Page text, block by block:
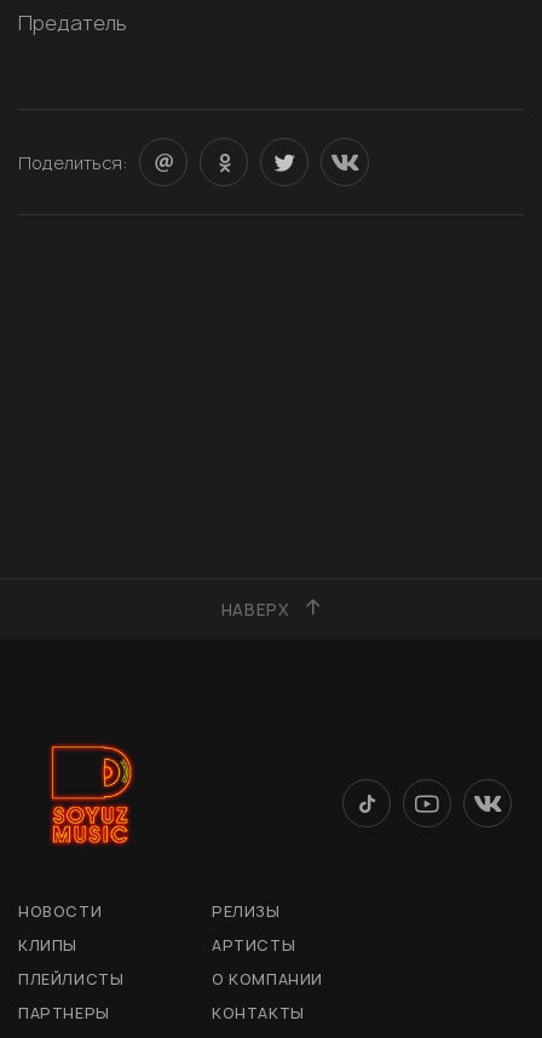
Предатель
Поделиться:
НАВЕРХ
НОВОСТИ
РЕЛИЗЫ
КЛИПЫ
АРТИСТЫ
ПЛЕЙЛИСТЫ
О КОМПАНИИ
ПАРТНЕРЫ
КОНТАКТЫ